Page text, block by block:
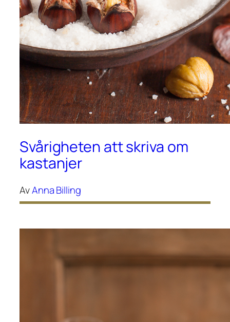
Svårigheten att skriva om
kastanjer
AvAnna Billing